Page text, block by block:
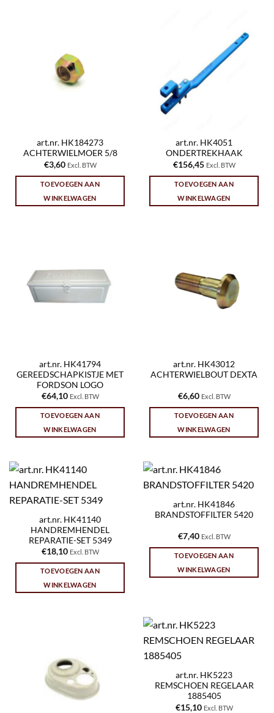
art.nr. HK184273
ACHTERWIELMOER 5/8
€3,60 Excl. BTW
TOEVOEGEN AAN
WINKELWAGEN
art.nr. HK4051
ONDERTREKHAAK
€156,45 Excl. BTW
TOEVOEGEN AAN
WINKELWAGEN
art.nr. HK41794
GEREEDSCHAPKISTJE MET
FORDSON LOGO
€64,10 Excl. BTW
TOEVOEGEN AAN
WINKELWAGEN
art.nr. HK43012
ACHTERWIELBOUT DEXTA
€6,60 Excl. BTW
TOEVOEGEN AAN
WINKELWAGEN
art.nr. HK41140
HANDREMHENDEL
REPARATIE-SET 5349
€18,10 Excl. BTW
TOEVOEGEN AAN
WINKELWAGEN
art.nr. HK41846
BRANDSTOFFILTER 5420
€7,40 Excl. BTW
TOEVOEGEN AAN
WINKELWAGEN
art.nr. HK5223
REMSCHOEN REGELAAR
1885405
€15,10 Excl. BTW